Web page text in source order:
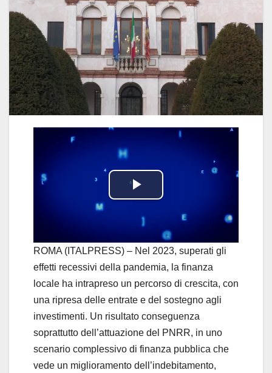
P
l
a
y
V
i
d
ROMA (ITALPRESS) – Nel 2023, superati gli
effetti recessivi della pandemia, la finanza
locale ha intrapreso un percorso di crescita, con
una ripresa delle entrate e del sostegno agli
investimenti. Un risultato conseguenza
soprattutto dell’attuazione del PNRR, in uno
scenario complessivo di finanza pubblica che
vede un miglioramento dell’indebitamento,